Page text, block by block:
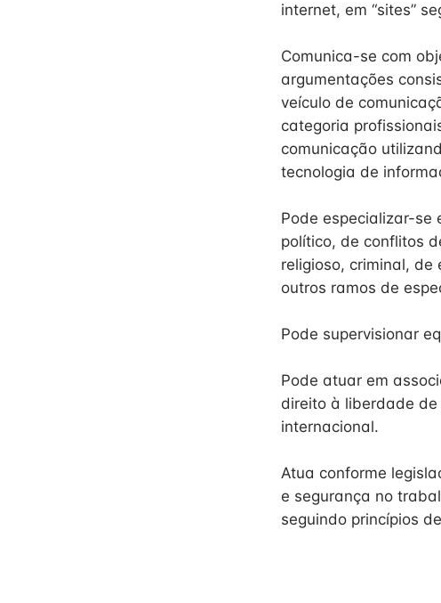
internet, em “sites”
Comunica-se com
argumentações
veículo de
categoria
comunicação
tecnologia de
Pode especializar-se
político, de conflitos
religioso, criminal, de
outros ramos de
Pode supervisionar
Pode atuar em
direito à liberdade de
internacional.
Atua conforme
e segurança no
seguindo princípios